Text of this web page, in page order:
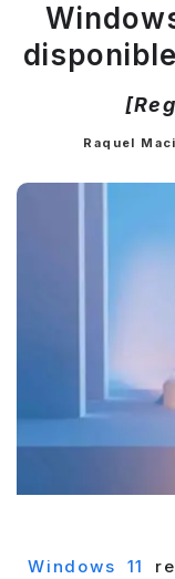
Posted
Raquel
Windows 11